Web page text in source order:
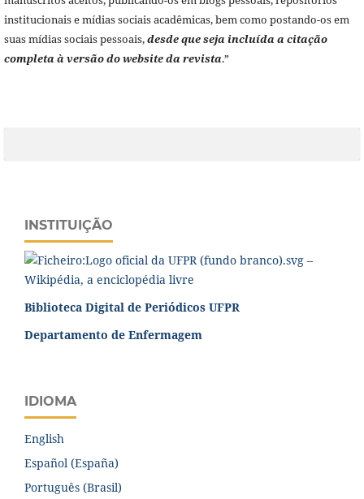
institucionais e mídias sociais acadêmicas, bem como postando-os em
suas mídias sociais pessoais,desde que seja incluída a citação
completa à versão do website da revista.”
INSTITUIÇÃO
Biblioteca Digital de Periódicos UFPR
Departamento de Enfermagem
IDIOMA
English
Español (España)
Português (Brasil)